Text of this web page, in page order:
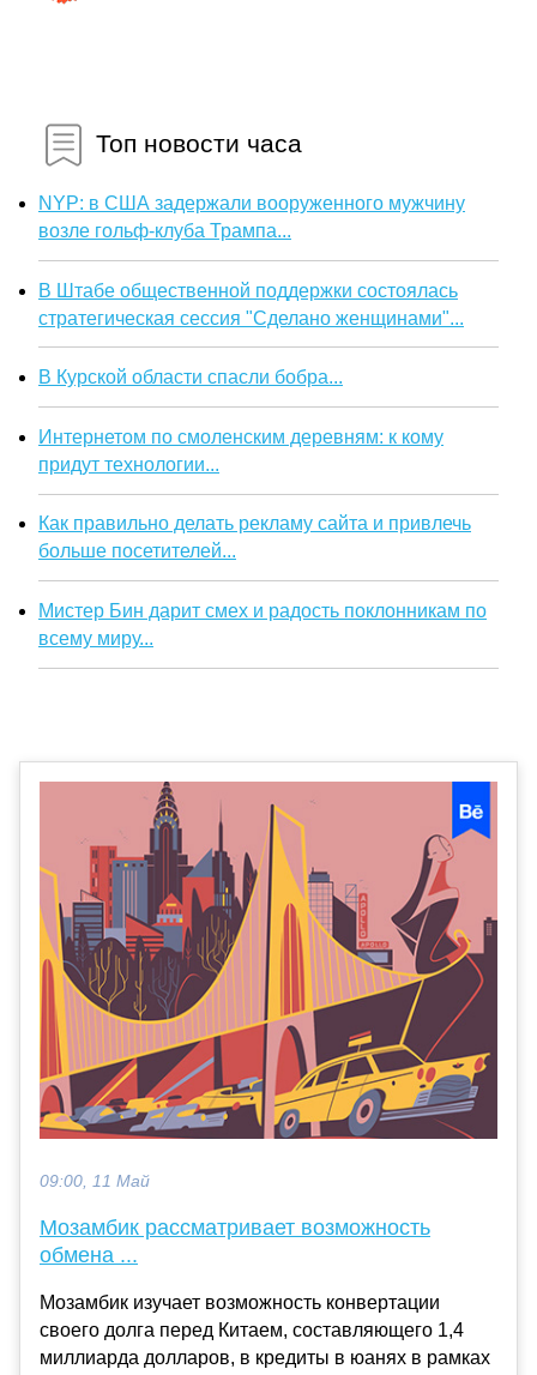
Топ новости часа
NYP: в США задержали вооруженного мужчину
возле гольф-клуба Трампа...
В Штабе общественной поддержки состоялась
стратегическая сессия "Сделано женщинами"...
В Курской области спасли бобра...
Интернетом по смоленским деревням: к кому
придут технологии...
Как правильно делать рекламу сайта и привлечь
больше посетителей...
Мистер Бин дарит смех и радость поклонникам по
всему миру...
09:00, 11 Май
Мозамбик рассматривает возможность
обмена ...
Мозамбик изучает возможность конвертации
своего долга перед Китаем, составляющего 1,4
миллиарда долларов, в кредиты в юанях в рамках